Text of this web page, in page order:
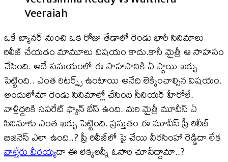
Veeraiah
ఒకే బ్యానర్ నుంచి ఒక రోజు తేడాలో రెండు భారీ సినిమాలు
రిలీజ్ చేయడం మామూలు విషయం కాదు.కానీ మైత్రీ ఆ సాహసం
చేసింది. అదే సమయంలో ఈ సాహసానికి ఏ స్దాయి ఖర్చు
పెట్టింది.. ఎంత రిటర్న్స్ ఉంటాయి అనేది లెక్కించాల్సిన విషయం.
అందులోనూ రెండు సినిమాల్లో చేసింది సీనియర్ హీరోలే.
వాళ్లిద్దరికి సపరేట్ ఫ్యాన్ బేస్ ఉంది. మరి మైత్రీ మూవీస్ ఏ
సినిమాకు ఎంత ఖర్చు పెట్టింది. ప్రస్తుతం ఈ మూవీస్ ప్రీ రిలీజ్
బిజినెస్ ఎలా ఉంది..? ప్రీ రిలీజ్​లో పై చేయి వీరసింహా రెడ్డిదా లేక
వాల్తేరు వీరయ్యదా ఈ లెక్కలన్నీ ఓసారి చూసేద్దామా..?